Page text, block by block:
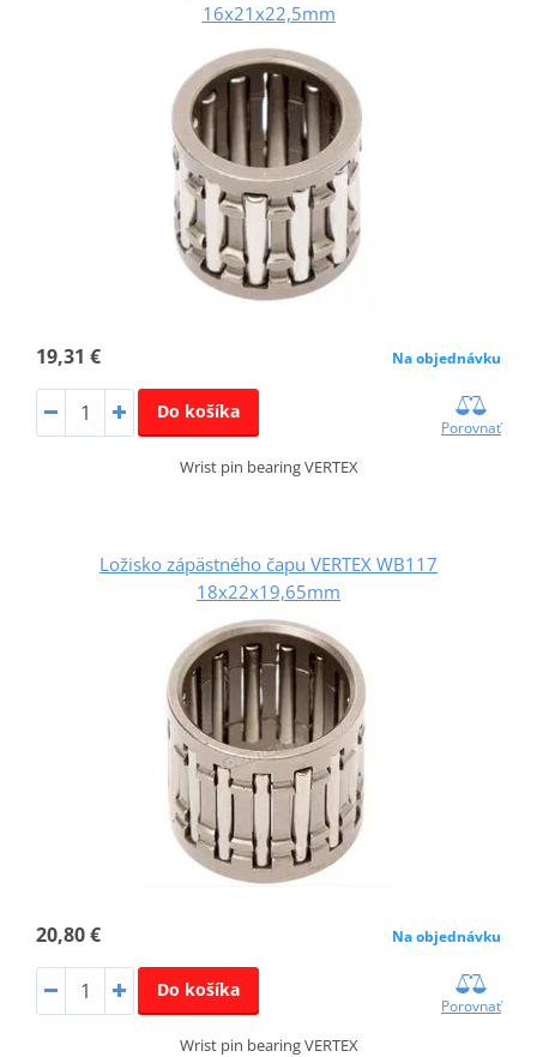
16x21x22,5mm
19,31 € Na objednávku
Do košíka
Porovnať
Wrist pin bearing VERTEX
Ložisko zápästného čapu VERTEX WB117
18x22x19,65mm
20,80 € Na objednávku
Do košíka
Porovnať
Wrist pin bearing VERTEX